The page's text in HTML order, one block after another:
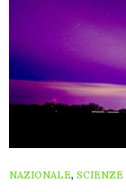
NAZIONALE, SCIENZE